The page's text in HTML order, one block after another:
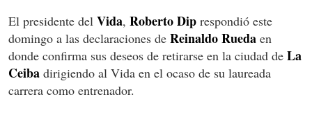
El presidente del Vida, RobertoDip respondió este
domingo a las declaraciones de ReinaldoRueda en
donde confirma sus deseos de retirarse en la ciudad de La
Ceiba dirigiendo al Vida en el ocaso de su laureada
carrera como entrenador.